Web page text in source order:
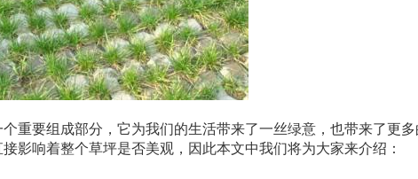
重要组成部分，它为我们的生活带来了一丝绿意，也带来了更多
影响着整个草坪是否美观，因此本文中我们将为大家来介绍：